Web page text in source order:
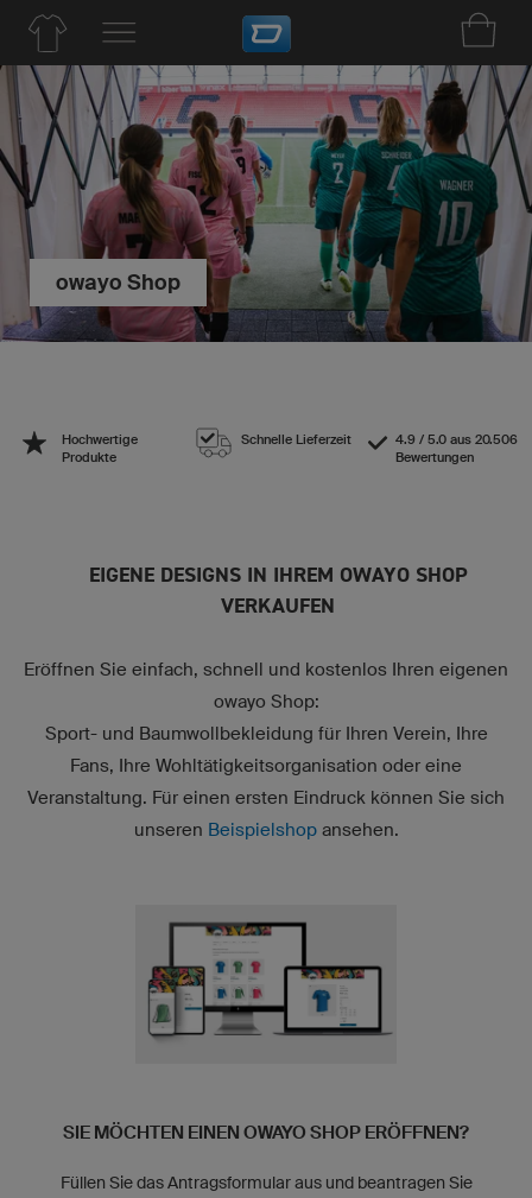
owayo Shop
Hochwertige
Produkte
Schnelle Lieferzeit
4.9 / 5.0 aus 20.506
Bewertungen
EIGENE DESIGNS IN IHREM OWAYO SHOP
VERKAUFEN
Eröffnen Sie einfach, schnell und kostenlos Ihren eigenen
owayo Shop:
Sport- und Baumwollbekleidung für Ihren Verein, Ihre
Fans, Ihre Wohltätigkeitsorganisation oder eine
Veranstaltung. Für einen ersten Eindruck können Sie sich
unseren Beispielshopansehen.
SIE MÖCHTEN EINEN OWAYO SHOP ERÖFFNEN?
Füllen Sie das Antragsformular aus und beantragen Sie